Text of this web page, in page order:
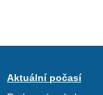
Aktuální počasí